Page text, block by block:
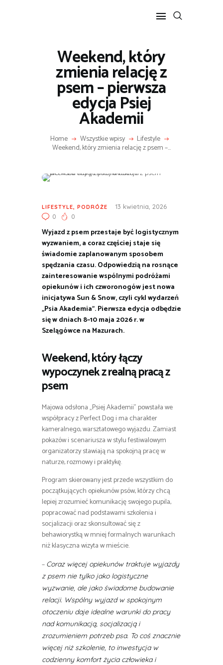
Weekend, który
zmienia relację z
psem – pierwsza
edycja Psiej
Akademii
Home Wszystkie wpisy Lifestyle
Weekend, który zmienia relację z psem –...
POPULARNE
BIZNES I FINANSE
IT I TECHNOLOGIE
LIFESTYLE
MOTORYZACJA
LIFESTYLE, PODRÓŻE
13 kwietnia, 2026
0
0
Wyjazd z psem przestaje być logistycznym
wyzwaniem, a coraz częściej staje się
świadomie zaplanowanym sposobem
spędzania czasu. Odpowiedzią na rosnące
zainteresowanie wspólnymi podróżami
opiekunów i ich czworonogów jest nowa
inicjatywa Sun & Snow, czyli cykl wydarzeń
„Psia Akademia”. Pierwsza edycja odbędzie
się w dniach 8–10 maja 2026 r. w
Szelągówce na Mazurach.
Weekend, który łączy
wypoczynek z realną pracą z
psem
Majowa odsłona „Psiej Akademii” powstała we
współpracy z Perfect Dog i ma charakter
kameralnego, warsztatowego wyjazdu. Zamiast
pokazów i scenariusza w stylu festiwalowym
organizatorzy stawiają na spokojną pracę w
naturze, rozmowy i praktykę.
Program skierowany jest przede wszystkim do
początkujących opiekunów psów, którzy chcą
lepiej zrozumieć komunikację swojego pupila,
popracować nad podstawami szkolenia i
socjalizacji oraz skonsultować się z
behawiorystką w mniej formalnych warunkach
niż klasyczna wizyta w mieście.
– Coraz więcej opiekunów traktuje wyjazdy
z psem nie tylko jako logistyczne
wyzwanie, ale jako świadome budowanie
relacji. Wspólny wyjazd w spokojnym
otoczeniu daje idealne warunki do pracy
nad komunikacją, socjalizacją i
zrozumieniem potrzeb psa. To coś znacznie
więcej niż szkolenie, to inwestycja w
codzienny komfort życia człowieka i